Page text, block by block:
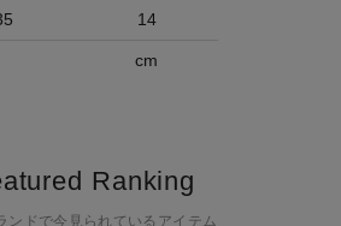
14
cm
Ranking
ンドで今見られているアイテム